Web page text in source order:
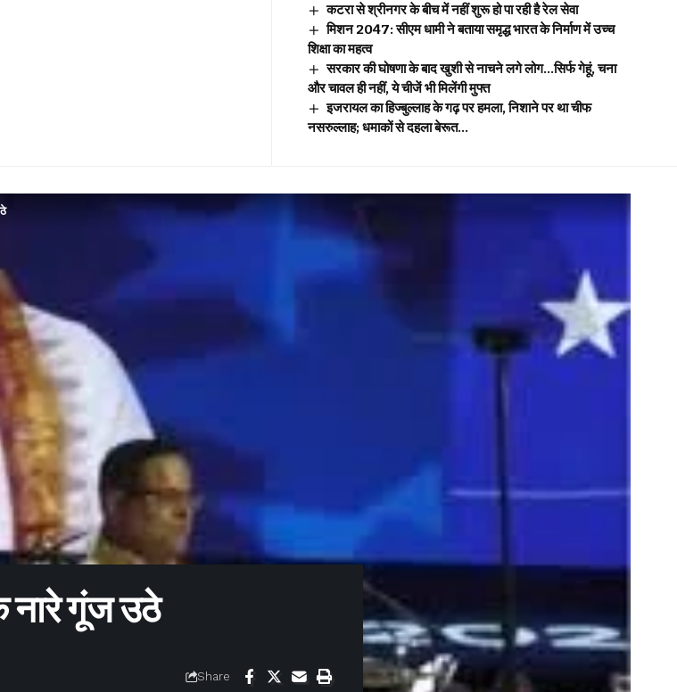
कटरा से श्रीनगर के बीच में नहीं शुरू हो पा रही है रेल सेवा
मिशन 2047: सीएम धामी ने बताया समृद्ध भारत के निर्माण में उच्च
शिक्षा का महत्व
सरकार की घोषणा के बाद खुशी से नाचने लगे लोग…सिर्फ गेहूं, चना
और चावल ही नहीं, ये चीजें भी मिलेंगी मुफ्त
इजरायल का हिज्बुल्लाह के गढ़ पर हमला, निशाने पर था चीफ
नसरुल्लाह; धमाकों से दहला बेरूत…
नारे गूंज उठे
Share